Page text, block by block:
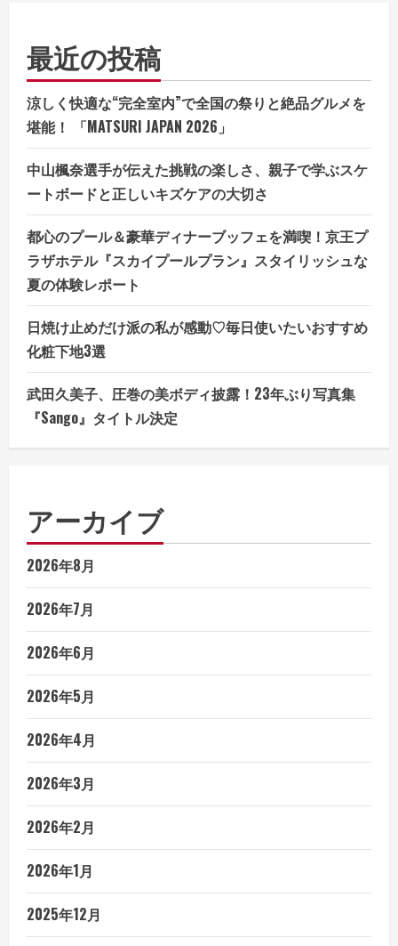
最近の投稿
涼しく快適な“完全室内”で全国の祭りと絶品グルメを
堪能！ 「MATSURI JAPAN 2026」
中山楓奈選手が伝えた挑戦の楽しさ、親子で学ぶスケ
ートボードと正しいキズケアの大切さ
都心のプール＆豪華ディナーブッフェを満喫！京王プ
ラザホテル『スカイプールプラン』スタイリッシュな
夏の体験レポート
日焼け止めだけ派の私が感動♡毎日使いたいおすすめ
化粧下地3選
武田久美子、圧巻の美ボディ披露！23年ぶり写真集
『Sango』タイトル決定
アーカイブ
2026年8月
2026年7月
2026年6月
2026年5月
2026年4月
2026年3月
2026年2月
2026年1月
2025年12月